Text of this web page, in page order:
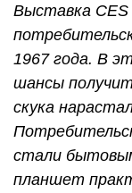
Выставка
1967 года. В
шансы
скука
стали
планшет